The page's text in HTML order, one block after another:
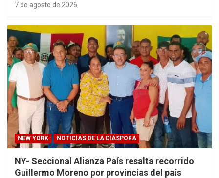
7 de agosto de 2026
NEW YORK NOTICIAS DE LA DIÁSPORA
NY- Seccional Alianza País resalta recorrido
Guillermo Moreno por provincias del país